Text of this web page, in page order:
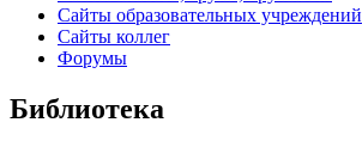
Сайты образовательных учреждений
Сайты коллег
Форумы
Библиотека